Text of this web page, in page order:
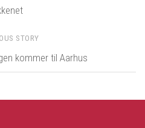
STORY
kommer til Aarhus